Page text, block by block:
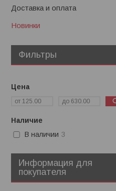
Доставка и оплата
Новинки
Фильтры
Цена
Наличие
В наличии 3
Информация для
покупателя